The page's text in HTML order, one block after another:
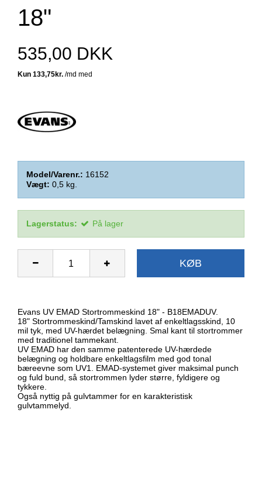
18"
535,00 DKK
Model/Varenr.: 16152
Vægt: 0,5 kg.
Lagerstatus: På lager
KØB
Evans UV EMAD Stortrommeskind 18" - B18EMADUV.
18" Stortrommeskind/Tamskind lavet af enkeltlagsskind, 10
mil tyk, med UV-hærdet belægning. Smal kant til stortrommer
med traditionel tammekant.
UV EMAD har den samme patenterede UV-hærdede
belægning og holdbare enkeltlagsfilm med god tonal
bæreevne som UV1. EMAD-systemet giver maksimal punch
og fuld bund, så stortrommen lyder større, fyldigere og
tykkere.
Også nyttig på gulvtammer for en karakteristisk
gulvtammelyd.